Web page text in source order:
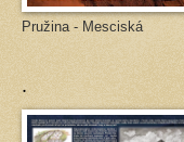
Pružina - Mesciská
.